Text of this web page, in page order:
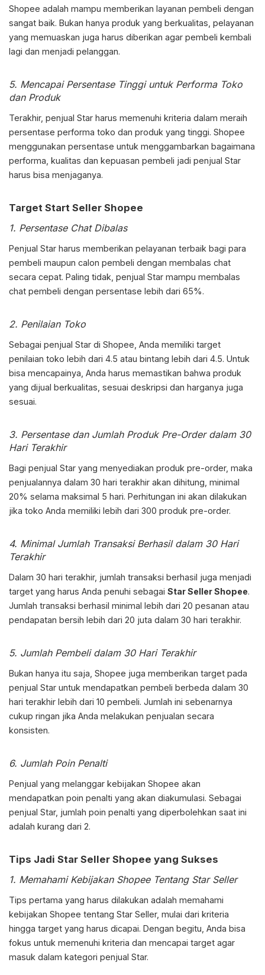
Shopee adalah mampu memberikan layanan pembeli dengan
sangat baik. Bukan hanya produk yang berkualitas, pelayanan
yang memuaskan juga harus diberikan agar pembeli kembali
lagi dan menjadi pelanggan.
5. Mencapai Persentase Tinggi untuk Performa Toko
dan Produk
Terakhir, penjual Star harus memenuhi kriteria dalam meraih
persentase performa toko dan produk yang tinggi. Shopee
menggunakan persentase untuk menggambarkan bagaimana
performa, kualitas dan kepuasan pembeli jadi penjual Star
harus bisa menjaganya.
Target Start Seller Shopee
1. Persentase Chat Dibalas
Penjual Star harus memberikan pelayanan terbaik bagi para
pembeli maupun calon pembeli dengan membalas chat
secara cepat. Paling tidak, penjual Star mampu membalas
chat pembeli dengan persentase lebih dari 65%.
2. Penilaian Toko
Sebagai penjual Star di Shopee, Anda memiliki target
penilaian toko lebih dari 4.5 atau bintang lebih dari 4.5. Untuk
bisa mencapainya, Anda harus memastikan bahwa produk
yang dijual berkualitas, sesuai deskripsi dan harganya juga
sesuai.
3. Persentase dan Jumlah Produk Pre-Order dalam 30
Hari Terakhir
Bagi penjual Star yang menyediakan produk pre-order, maka
penjualannya dalam 30 hari terakhir akan dihitung, minimal
20% selama maksimal 5 hari. Perhitungan ini akan dilakukan
jika toko Anda memiliki lebih dari 300 produk pre-order.
4. Minimal Jumlah Transaksi Berhasil dalam 30 Hari
Terakhir
Dalam 30 hari terakhir, jumlah transaksi berhasil juga menjadi
target yang harus Anda penuhi sebagai Star Seller Shopee.
Jumlah transaksi berhasil minimal lebih dari 20 pesanan atau
pendapatan bersih lebih dari 20 juta dalam 30 hari terakhir.
5. Jumlah Pembeli dalam 30 Hari Terakhir
Bukan hanya itu saja, Shopee juga memberikan target pada
penjual Star untuk mendapatkan pembeli berbeda dalam 30
hari terakhir lebih dari 10 pembeli. Jumlah ini sebenarnya
cukup ringan jika Anda melakukan penjualan secara
konsisten.
6. Jumlah Poin Penalti
Penjual yang melanggar kebijakan Shopee akan
mendapatkan poin penalti yang akan diakumulasi. Sebagai
penjual Star, jumlah poin penalti yang diperbolehkan saat ini
adalah kurang dari 2.
Tips Jadi Star Seller Shopee yang Sukses
1. Memahami Kebijakan Shopee Tentang Star Seller
Tips pertama yang harus dilakukan adalah memahami
kebijakan Shopee tentang Star Seller, mulai dari kriteria
hingga target yang harus dicapai. Dengan begitu, Anda bisa
fokus untuk memenuhi kriteria dan mencapai target agar
masuk dalam kategori penjual Star.